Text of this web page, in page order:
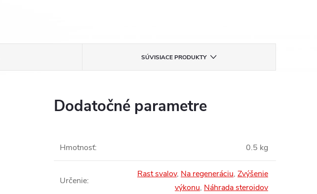
SÚVISIACE PRODUKTY
Dodatočné parametre
Hmotnosť: 0.5 kg
Určenie:
Rast svalov, Na regeneráciu, Zvýšenie
výkonu, Náhrada steroidov